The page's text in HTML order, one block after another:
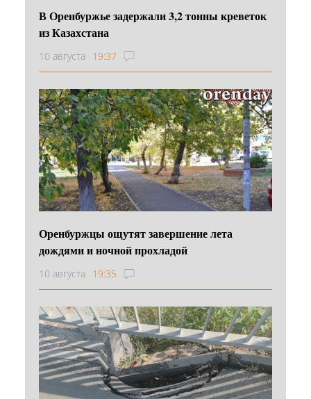
В Оренбуржье задержали 3,2 тонны креветок
из Казахстана
10 августа 19:37
Оренбуржцы ощутят завершение лета
дождями и ночной прохладой
10 августа 19:35